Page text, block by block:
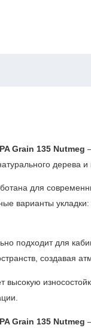
Grain 135 Nutmeg
дерева и
для
варианты
подходит для
создавая
высокую
Grain 135 Nutmeg